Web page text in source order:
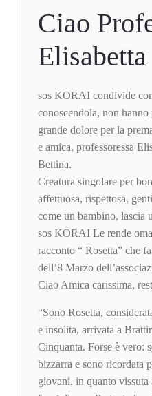
Ciao
sos KORAI condivide
conoscendola, non
grande dolore per la
e amica, professoressa
Bettina.
Creatura singolare per
affettuosa, rispettosa,
come un bambino, lascia
sos KORAI Le rende
racconto “ Rosetta” che
dell’8 Marzo
Ciao Amica carissima,
“Sono Rosetta,
e insolita, arrivata a
Cinquanta. Forse è vero:
bizzarra e sono ricordata
giovani, in quanto